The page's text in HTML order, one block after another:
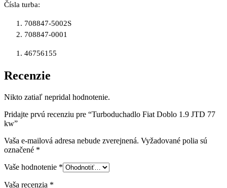
Čísla turba:
708847-5002S
708847-0001
46756155
Recenzie
Nikto zatiaľ nepridal hodnotenie.
Pridajte prvú recenziu pre “Turboduchadlo Fiat Doblo 1.9 JTD 77
kw”
Vaša e-mailová adresa nebude zverejnená. Vyžadované polia sú
označené *
Vaše hodnotenie *
Vaša recenzia *